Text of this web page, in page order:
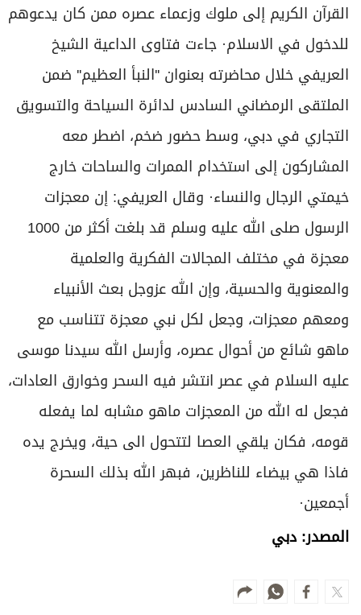
مواقيت الصلاة
الأحوال الجوية
القرآن الكريم إلى ملوك وزعماء عصره ممن كان يدعوهم
للدخول في الاسلام· جاءت فتاوى الداعية الشيخ
العريفي خلال محاضرته بعنوان ''النبأ العظيم'' ضمن
الملتقى الرمضاني السادس لدائرة السياحة والتسويق
التجاري في دبي، وسط حضور ضخم، اضطر معه
المشاركون إلى استخدام الممرات والساحات خارج
خيمتي الرجال والنساء· وقال العريفي: إن معجزات
الرسول صلى الله عليه وسلم قد بلغت أكثر من 1000
معجزة في مختلف المجالات الفكرية والعلمية
والمعنوية والحسية، وإن الله عزوجل بعث الأنبياء
ومعهم معجزات، وجعل لكل نبي معجزة تتناسب مع
ماهو شائع من أحوال عصره، وأرسل الله سيدنا موسى
عليه السلام في عصر انتشر فيه السحر وخوارق العادات،
فجعل له الله من المعجزات ماهو مشابه لما يفعله
قومه، فكان يلقي العصا لتتحول الى حية، ويخرج يده
فاذا هي بيضاء للناظرين، فبهر الله بذلك السحرة
أجمعين·
المصدر: دبي